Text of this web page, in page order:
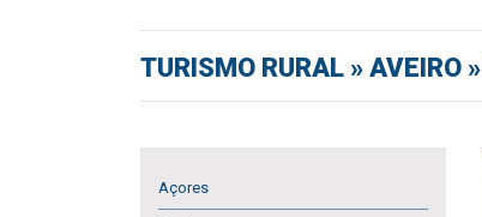
TURISMO RURAL » AVEIRO »
Açores